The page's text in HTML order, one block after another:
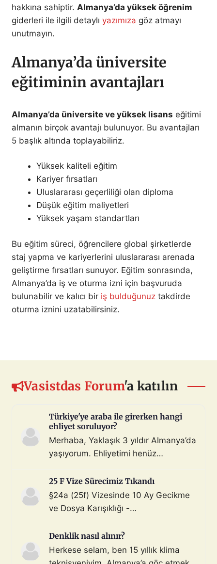
hakkına sahiptir. Almanya’da yüksek öğrenim
giderleri ile ilgili detaylı yazımıza göz atmayı
unutmayın.
Almanya’da üniversite
eğitiminin avantajları
Almanya’da üniversite ve yüksek lisans eğitimi
almanın birçok avantajı bulunuyor. Bu avantajları
5 başlık altında toplayabiliriz.
Yüksek kaliteli eğitim
Kariyer fırsatları
Uluslararası geçerliliği olan diploma
Düşük eğitim maliyetleri
Yüksek yaşam standartları
Bu eğitim süreci, öğrencilere global şirketlerde
staj yapma ve kariyerlerini uluslararası arenada
geliştirme fırsatları sunuyor. Eğitim sonrasında,
Almanya’da iş ve oturma izni için başvuruda
bulunabilir ve kalıcı bir iş bulduğunuz takdirde
oturma iznini uzatabilirsiniz.
Vasistdas Forum'a katılın
Türkiye'ye araba ile girerken hangi
ehliyet soruluyor?
Merhaba, Yaklaşık 3 yıldır Almanya’da
yaşıyorum. Ehliyetimi henüz
çoktan halletmem gerekiyordu ama
maalesef yapmadım). Diyelim ki bir
araç satın aldım ve gerekli tüm
ehliyeti olan biri aracı kullanarak beni
Türkiye sınır […]
25 F Vize Sürecimiz Tıkandı
§24a (25f) Vizesinde 10 Ay Gecikme
ve Dosya Karışıklığı -
Merhaba, §24a BeschV (Profesyonel
Sürücü) vize sürecimizde 10 ayı
geride bıraktık ve çıkmaza girdik.
Denklik nasıl alınır?
Herkese selam, ben 15 yıllık klima